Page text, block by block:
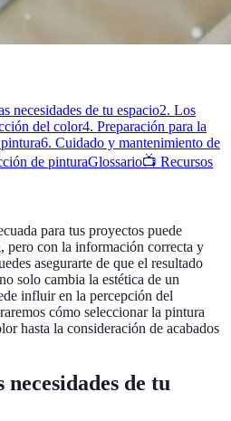
necesidades de tu espacio2. Los
del color4. Preparación para la
6. Cuidado y mantenimiento de
de pinturaGlossario📺 Recursos
para tus proyectos puede
pero con la información correcta y
asegurarte de que el resultado
solo cambia la estética de un
influir en la percepción del
cómo seleccionar la pintura
hasta la consideración de acabados
de tu